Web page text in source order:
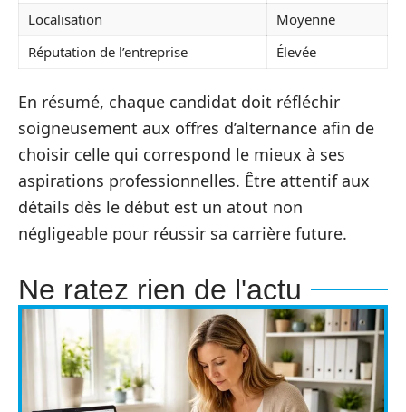
Localisation
Moyenne
Réputation de l’entreprise
Élevée
En résumé, chaque candidat doit réfléchir
soigneusement aux offres d’alternance afin de
choisir celle qui correspond le mieux à ses
aspirations professionnelles. Être attentif aux
détails dès le début est un atout non
négligeable pour réussir sa carrière future.
Ne ratez rien de l'actu